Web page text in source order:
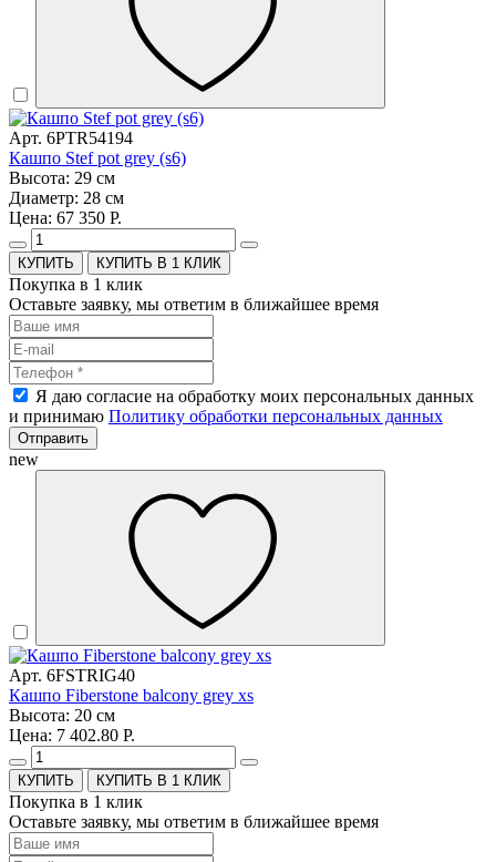
Арт. 6PTR54194
Кашпо Stef pot grey (s6)
Высота: 29 см
Диаметр: 28 см
Цена: 67 350 Р.
КУПИТЬ В 1 КЛИК
Покупка в 1 клик
Оставьте заявку, мы ответим в ближайшее время
Я даю согласие на обработку моих персональных данных
и принимаю Политику обработки персональных данных
Отправить
new
Арт. 6FSTRIG40
Кашпо Fiberstone balcony grey xs
Высота: 20 см
Цена: 7 402.80 Р.
КУПИТЬ В 1 КЛИК
Покупка в 1 клик
Оставьте заявку, мы ответим в ближайшее время